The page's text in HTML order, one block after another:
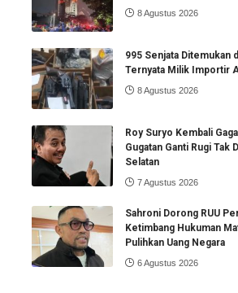
8 Agustus 2026
995 Senjata Ditemukan
Ternyata Milik Importir
8 Agustus 2026
Roy Suryo Kembali
Gugatan Ganti Rugi Tak
Selatan
7 Agustus 2026
Sahroni Dorong RUU
Ketimbang Hukuman
Pulihkan Uang Negara
6 Agustus 2026